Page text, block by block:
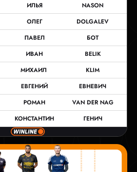
ИЛЬЯ
NASON
ОЛЕГ
DOLGALEV
ПАВЕЛ
БОТ
ИВАН
BELIK
МИХАИЛ
KLIM
ЕВГЕНИЙ
ЕВНЕВИЧ
РОМАН
VAN DER NAG
КОНСТАНТИН ГЕНИЧ